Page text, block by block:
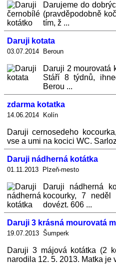
Darujeme do
(pravděpodobně
tím, ž ...
Daruji kotata
03.07.2014 Beroun
Daruji 2 mourovatá
Stáří 8 týdnů,
Berou ...
zdarma kotatka
14.06.2014 Kolín
Daruji cernosedeho
vse a umi na kocici WC.
Daruji nádherná kotátka
01.11.2013 Plzeň-mesto
Daruji nádherná
kocourky, 7
dovézt. 606 ...
Daruji 3 krásná mourovatá
19.07.2013 Šumperk
Daruji 3 májová kotátka (2
narodila 12. 5. 2013. Matka je